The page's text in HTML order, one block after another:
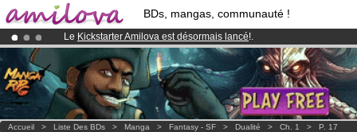
BDs, mangas, communauté !
Le Kickstarter Amilova est désormais lancé!.
Abonnement premium: à partir de3.95 eurospar mois !Clique ici
Déjà 100000membreset 1000BDs & Mangas!
Accueil > Liste Des BDs > Manga > Fantasy - SF > Dualité > Ch. 1 > P. 17